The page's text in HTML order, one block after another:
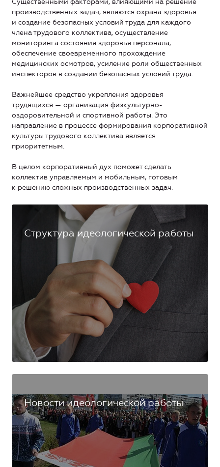
Существенными факторами, влияющими на решение
производственных задач, являются охрана здоровья
и создание безопасных условий труда для каждого
члена трудового коллектива, осуществление
мониторинга состояния здоровья персонала,
обеспечение своевременного прохождение
медицинских осмотров, усиление роли общественных
инспекторов в создании безопасных условий труда.
Важнейшее средство укрепления здоровья
трудящихся — организация физкультурно-
оздоровительной и спортивной работы. Это
направление в процессе формирования корпоративной
культуры трудового коллектива является
приоритетным.
В целом корпоративный дух поможет сделать
коллектив управляемым и мобильным, готовым
к решению сложных производственных задач.
Структура идеологической работы
Новости идеологической работы